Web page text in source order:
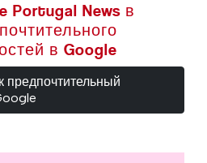
Portugal News в
в Google
предпочтительный